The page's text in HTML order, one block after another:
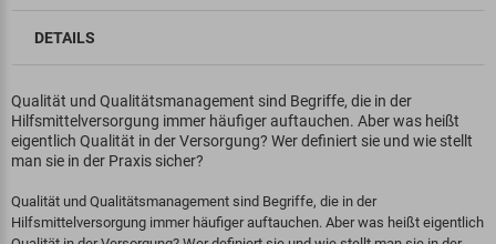
DETAILS
Qualität und Qualitätsmanagement sind Begriffe, die in der
Hilfsmittelversorgung immer häufiger auftauchen. Aber was heißt
eigentlich Qualität in der Versorgung? Wer definiert sie und wie stellt
man sie in der Praxis sicher?
Qualität und Qualitätsmanagement sind Begriffe, die in der
Hilfsmittelversorgung immer häufiger auftauchen. Aber was heißt eigentlich